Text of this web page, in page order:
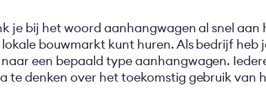
je bij het woord aanhangwagen al snel
bouwmarkt kunt huren. Als bedrijf
een bepaald type aanhangwagen.
te denken over het toekomstig gebruik van